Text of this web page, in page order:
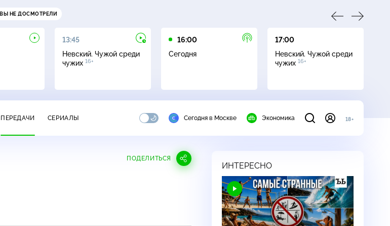
ВЫ НЕ ДОСМОТРЕЛИ
13:45
Невский. Чужой среди
чужих 16+
16:00
Сегодня
17:00
Невский. Чужой среди
чужих 16+
ПЕРЕДАЧИ СЕРИАЛЫ Сегодня в Москве Экономика 18+
ПОДЕЛИТЬСЯ
ИНТЕРЕСНО